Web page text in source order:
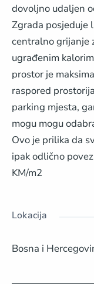
dovoljno udaljen
Zgrada posjeduje
centralno grijanje
ugrađenim
prostor je
raspored
parking mjesta,
mogu mogu
Ovo je prilika da
ipak odlično
KM/m2
Lokacija
Bosna i